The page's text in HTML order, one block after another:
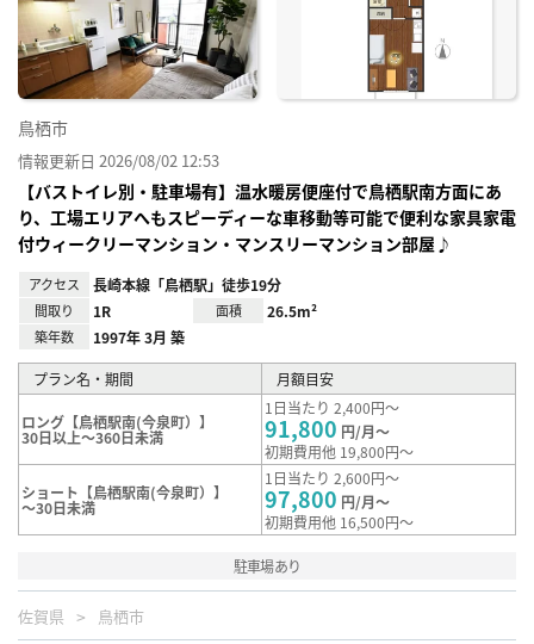
鳥栖市
情報更新日 2026/08/02 12:53
【バストイレ別・駐車場有】温水暖房便座付で鳥栖駅南方面にあ
り、工場エリアへもスピーディーな車移動等可能で便利な家具家電
付ウィークリーマンション・マンスリーマンション部屋♪
アクセス 長崎本線「鳥栖駅」徒歩19分
間取り 1R 面積 26.5m²
築年数 1997年 3月 築
プラン名・期間 月額目安
ロング【鳥栖駅南(今泉町）】
30日以上～360日未満
1日当たり 2,400円～
91,800 円/月～
初期費用他 19,800円～
ショート【鳥栖駅南(今泉町）】
～30日未満
1日当たり 2,600円～
97,800 円/月～
初期費用他 16,500円～
駐車場あり
佐賀県 鳥栖市